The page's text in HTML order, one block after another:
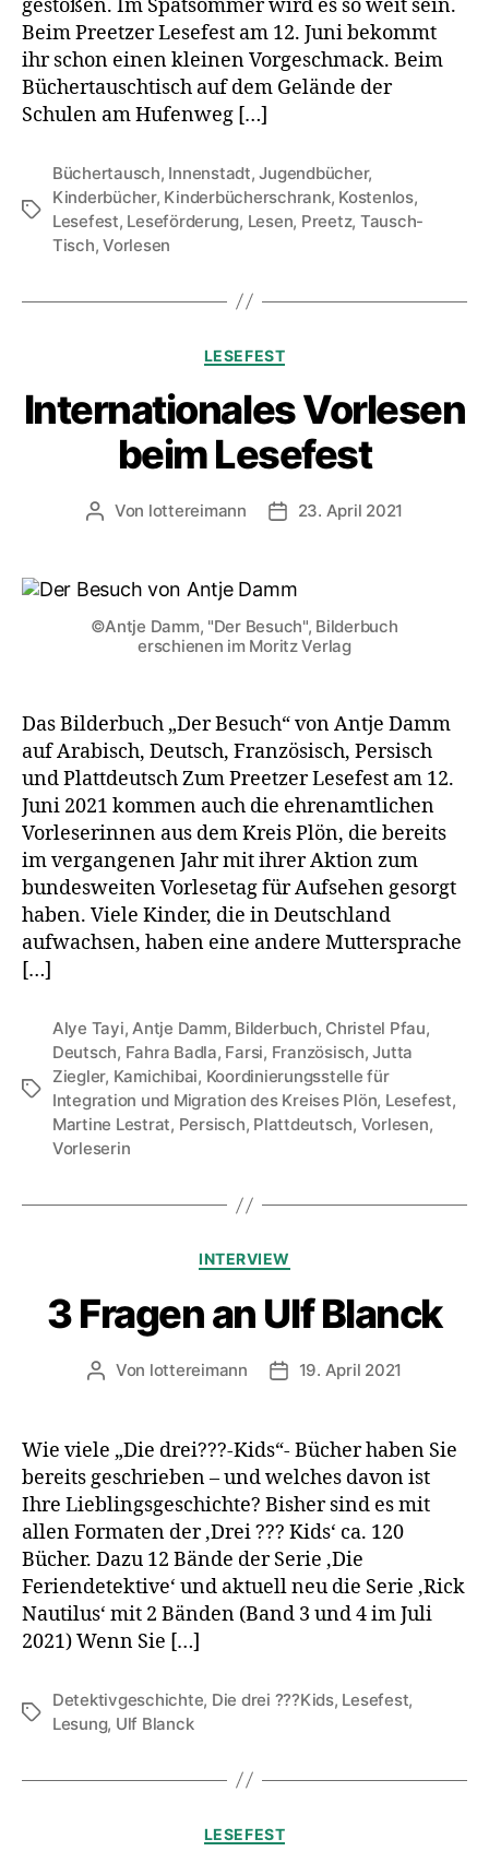
gestoßen. Im Spätsommer wird es so weit sein.
Beim Preetzer Lesefest am 12. Juni bekommt
ihr schon einen kleinen Vorgeschmack. Beim
Büchertauschtisch auf dem Gelände der
Schulen am Hufenweg […]
Schlagwörter
Büchertausch, Innenstadt,Jugendbücher,
Kinderbücher, Kinderbücherschrank, Kostenlos,
Lesefest, Leseförderung, Lesen, Preetz, Tausch-
Tisch,Vorlesen
Kategorien
LESEFEST
Internationales Vorlesen
beim Lesefest
Beitragsautor
Von lottereimann Veröffentlichungsdatum
23. April 2021
©Antje Damm, "Der Besuch", Bilderbuch
erschienen im Moritz Verlag
Das Bilderbuch „Der Besuch“ von Antje Damm
auf Arabisch, Deutsch, Französisch, Persisch
und Plattdeutsch Zum Preetzer Lesefest am 12.
Juni 2021 kommen auch die ehrenamtlichen
Vorleserinnen aus dem Kreis Plön, die bereits
im vergangenen Jahr mit ihrer Aktion zum
bundesweiten Vorlesetag für Aufsehen gesorgt
haben. Viele Kinder, die in Deutschland
aufwachsen, haben eine andere Muttersprache
[…]
Schlagwörter
Alye Tayi,Antje Damm, Bilderbuch, Christel Pfau,
Deutsch, Fahra Badla, Farsi, Französisch,Jutta
Ziegler, Kamichibai, Koordinierungsstelle für
Integration und Migration des Kreises Plön, Lesefest,
Martine Lestrat, Persisch, Plattdeutsch, Vorlesen,
Vorleserin
Kategorien
INTERVIEW
3 Fragen an Ulf Blanck
Beitragsautor
Von lottereimann Veröffentlichungsdatum
19. April 2021
Wie viele „Die drei???-Kids“- Bücher haben Sie
bereits geschrieben – und welches davon ist
Ihre Lieblingsgeschichte? Bisher sind es mit
allen Formaten der ‚Drei ??? Kids‘ ca. 120
Bücher. Dazu 12 Bände der Serie ‚Die
Feriendetektive‘ und aktuell neu die Serie ‚Rick
Nautilus‘ mit 2 Bänden (Band 3 und 4 im Juli
2021) Wenn Sie […]
Schlagwörter
Detektivgeschichte, Die drei ???Kids, Lesefest,
Lesung, Ulf Blanck
Kategorien
LESEFEST